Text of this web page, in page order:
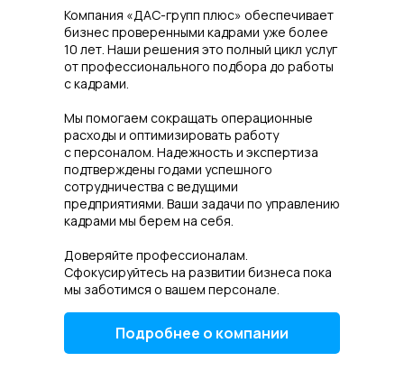
Компания «ДАС-групп плюс» обеспечивает
бизнес проверенными кадрами уже более
10 лет. Наши решения это полный цикл услуг
от профессионального подбора до работы
с кадрами.
Мы помогаем сокращать операционные
расходы и оптимизировать работу
с персоналом. Надежность и экспертиза
подтверждены годами успешного
сотрудничества с ведущими
предприятиями. Ваши задачи по управлению
кадрами мы берем на себя.
Доверяйте профессионалам.
Сфокусируйтесь на развитии бизнеса пока
мы заботимся о вашем персонале.
Подробнее о компании